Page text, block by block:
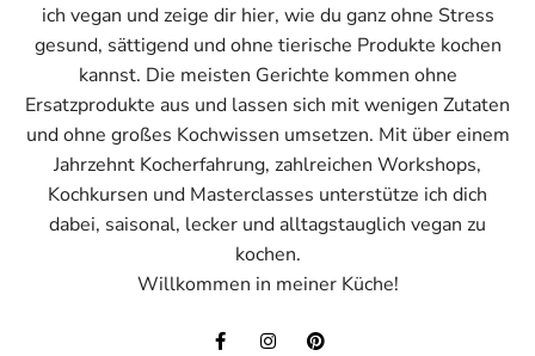
ich vegan und zeige dir hier, wie du ganz ohne Stress
gesund, sättigend und ohne tierische Produkte kochen
kannst. Die meisten Gerichte kommen ohne
Ersatzprodukte aus und lassen sich mit wenigen Zutaten
und ohne großes Kochwissen umsetzen. Mit über einem
Jahrzehnt Kocherfahrung, zahlreichen Workshops,
Kochkursen und Masterclasses unterstütze ich dich
dabei, saisonal, lecker und alltagstauglich vegan zu
kochen.
Willkommen in meiner Küche!